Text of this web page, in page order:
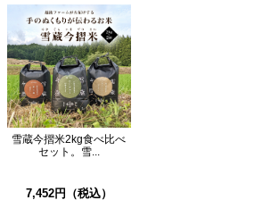
雪蔵今摺米2kg食べ比べ
セット。雪...
7,452円（税込）